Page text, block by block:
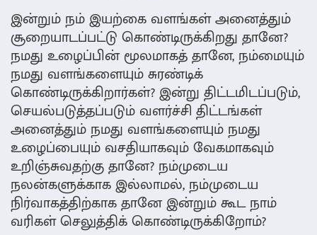
இன்றும் நம் இயற்கை வளங்கள் அனைத்தும்
சூறையாடப்பட்டு கொண்டிருக்கிறது தானே?
நமது உழைப்பின் மூலமாகத் தானே, நம்மையும்
நமது வளங்களையும் சுரண்டிக்
கொண்டிருக்கிறார்கள்? இன்று திட்டமிடப்படும்,
செயல்படுத்தப்படும் வளர்ச்சி திட்டங்கள்
அனைத்தும் நமது வளங்களையும் நமது
உழைப்பையும் வசதியாகவும் வேகமாகவும்
உறிஞ்சுவதற்கு தானே? நம்முடைய
நலன்களுக்காக இல்லாமல், நம்முடைய
நிர்வாகத்திற்காக தானே இன்றும் கூட நாம்
வரிகள் செலுத்திக் கொண்டிருக்கிறோம்?